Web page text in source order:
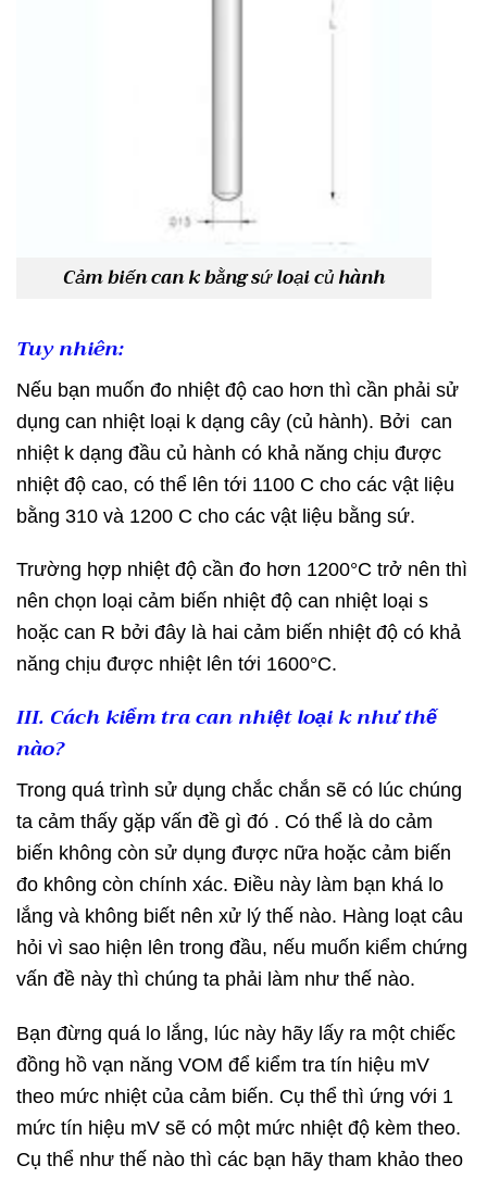
Cảm biến can k bằng sứ loại củ hành
Tuy nhiên:
Nếu bạn muốn đo nhiệt độ cao hơn thì cần phải sử
dụng can nhiệt loại k dạng cây (củ hành). Bởi can
nhiệt k dạng đầu củ hành có khả năng chịu được
nhiệt độ cao, có thể lên tới 1100 C cho các vật liệu
bằng 310 và 1200 C cho các vật liệu bằng sứ.
Trường hợp nhiệt độ cần đo hơn 1200°C trở nên thì
nên chọn loại cảm biến nhiệt độ can nhiệt loại s
hoặc can R bởi đây là hai cảm biến nhiệt độ có khả
năng chịu được nhiệt lên tới 1600°C.
III. Cách kiểm tra can nhiệt loại k như thế
nào?
Trong quá trình sử dụng chắc chắn sẽ có lúc chúng
ta cảm thấy gặp vấn đề gì đó . Có thể là do cảm
biến không còn sử dụng được nữa hoặc cảm biến
đo không còn chính xác. Điều này làm bạn khá lo
lắng và không biết nên xử lý thế nào. Hàng loạt câu
hỏi vì sao hiện lên trong đầu, nếu muốn kiểm chứng
vấn đề này thì chúng ta phải làm như thế nào.
Bạn đừng quá lo lắng, lúc này hãy lấy ra một chiếc
đồng hồ vạn năng VOM để kiểm tra tín hiệu mV
theo mức nhiệt của cảm biến. Cụ thể thì ứng với 1
mức tín hiệu mV sẽ có một mức nhiệt độ kèm theo.
Cụ thể như thế nào thì các bạn hãy tham khảo theo